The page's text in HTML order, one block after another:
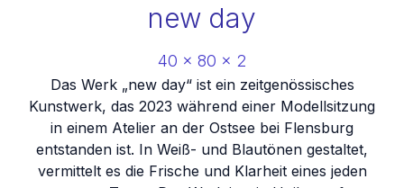
new day
40 x 80 x 2
Das Werk „new day“ ist ein zeitgenössisches
Kunstwerk, das 2023 während einer Modellsitzung
in einem Atelier an der Ostsee bei Flensburg
entstanden ist. In Weiß- und Blautönen gestaltet,
vermittelt es die Frische und Klarheit eines jeden